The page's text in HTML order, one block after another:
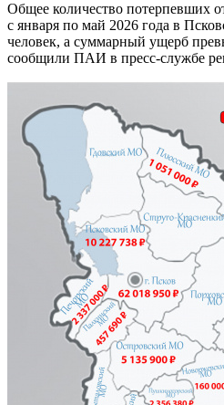
Общее количество потерпевших
с января по май 2026 года в
человек, а суммарный ущерб
сообщили ПАИ в пресс-службе